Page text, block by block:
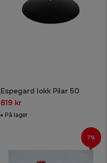
Espegard lokk Pilar 50
819 kr
På lager
7%